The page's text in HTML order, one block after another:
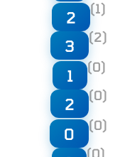
2 (1)
3 (2)
1 (0)
2 (0)
0 (0)
(0)